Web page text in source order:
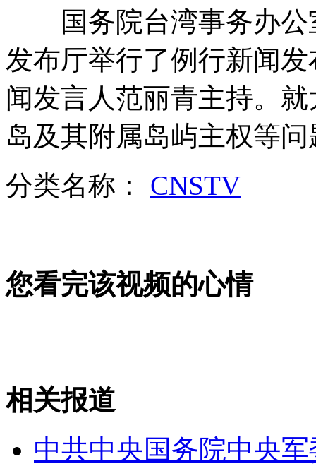
武汉城管请"诱人"美女执法 摊贩就范
林志玲否认与言承旭秘密结婚
女孩北京地铁殴打老人 痛下狠手拳打脚踢
外交部：反对强权政治霸凌主义
国务院台湾事务办公
发布厅举行了例行新闻
闻发言人范丽青主持。
岛及其附属岛屿主权等
分类名称： CNSTV
您看完该视频的心情
相关报道
中共中央国务院中央